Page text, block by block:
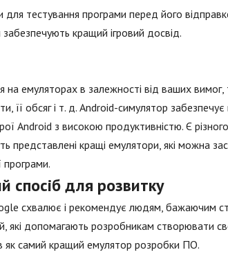
тестування програми перед його
кращий ігровий досвід.
емуляторах в залежності від ваших вимог,
її обсяг і т. д. Android-симулятор
Android з високою продуктивністю. Є
представлені кращі емулятори, які можна
програми.
для розвитку
схвалює і рекомендує людям, бажаючим
які допомагають розробникам створювати
як самий кращий емулятор розробки ПО.